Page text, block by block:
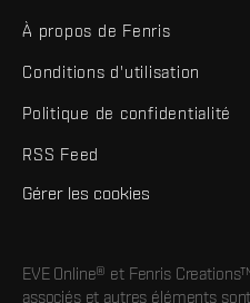
À propos de Fenris
Conditions d'utilisation
Politique de confidentialité
RSS Feed
Gérer les cookies
EVE Online® et Fenris
associés et autres éléments